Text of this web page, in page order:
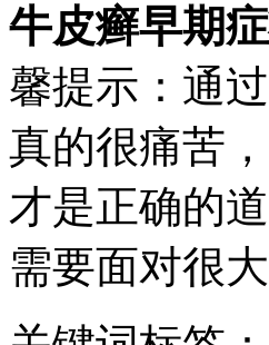
牛皮癣早期
馨提示：通
真的很痛苦
才是正确的
需要面对很